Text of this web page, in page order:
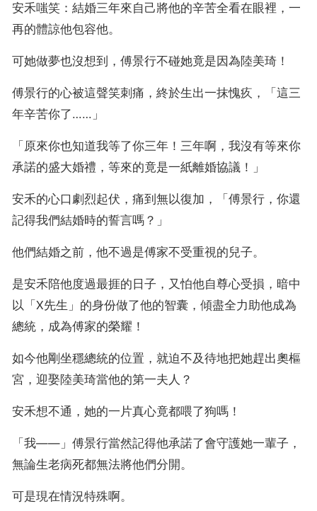
安禾嗤笑：結婚三年來自己將他的辛苦全看在眼裡，一
再的體諒他包容他。
可她做夢也沒想到，傅景行不碰她竟是因為陸美琦！
傅景行的心被這聲笑刺痛，終於生出一抹愧疚，「這三
年辛苦你了……」
「原來你也知道我等了你三年！三年啊，我沒有等來你
承諾的盛大婚禮，等來的竟是一紙離婚協議！」
安禾的心口劇烈起伏，痛到無以復加，「傅景行，你還
記得我們結婚時的誓言嗎？」
他們結婚之前，他不過是傅家不受重視的兒子。
是安禾陪他度過最捱的日子，又怕他自尊心受損，暗中
以「X先生」的身份做了他的智囊，傾盡全力助他成為
總統，成為傅家的榮耀！
如今他剛坐穩總統的位置，就迫不及待地把她趕出奧樞
宮，迎娶陸美琦當他的第一夫人？
安禾想不通，她的一片真心竟都喂了狗嗎！
「我——」傅景行當然記得他承諾了會守護她一輩子，
無論生老病死都無法將他們分開。
可是現在情況特殊啊。